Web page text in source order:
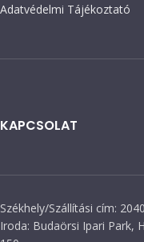
Adatvédelmi Tájékoztató
KAPCSOLAT
Székhely/Szállítási cím:
Iroda: Budaörsi Ipari Park,